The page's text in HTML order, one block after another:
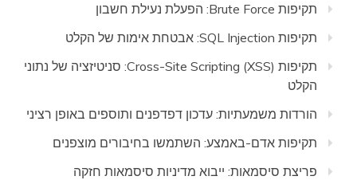
תקיפות Brute Force: הפעלת נעילת חשבון
תקיפות SQL Injection: אבטחת אימות של הקלט
תקיפות Cross-Site Scripting (XSS): סניטיזציה של נתוני
הקלט
הורדות משמעתיות: עדכון דפדפנים ותוספים באופן רציני
תקיפות אדם-באמצע: השתמשו בחיבורים מוצפנים
פריצת סיסמאות: ייבוא מדיניות סיסמאות חזקה